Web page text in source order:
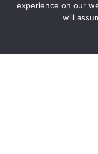
experience on our
will